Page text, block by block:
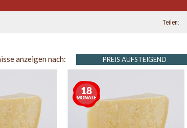
Teilen
anzeigen nach: PREIS AUFSTEIGEND
Mehr
als
18
Monate
gereift